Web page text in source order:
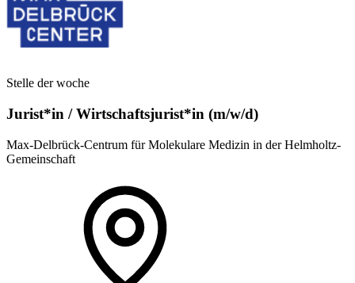
Stelle der woche
Jurist*in / Wirtschafts­jurist*in (m/w/d)
Max-Delbrück-Centrum für Molekulare Medizin in der Helmholtz-
Gemeinschaft